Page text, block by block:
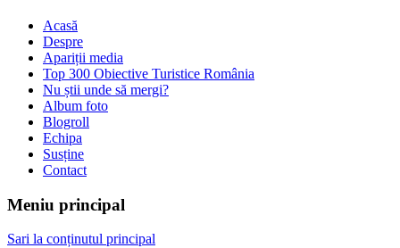
Acasă
Despre
Apariții media
Top 300 Obiective Turistice România
Nu știi unde să mergi?
Album foto
Blogroll
Echipa
Susține
Contact
Meniu principal
Sari la conținutul principal